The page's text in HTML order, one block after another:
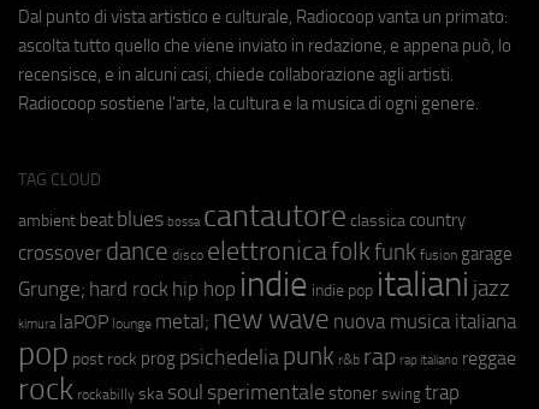
Dal punto di vista artistico e culturale, Radiocoop vanta un primato:
ascolta tutto quello che viene inviato in redazione, e appena può, lo
recensisce, e in alcuni casi, chiede collaborazione agli artisti.
Radiocoop sostiene l'arte, la cultura e la musica di ogni genere.
TAG CLOUD
ambient beat blues bossa cantautore classica country
crossover dance disco elettronicafolkfunk fusion garage
Grunge; hard rock hip hop indie indie pop italiani jazz
kimura laPOP lounge metal; new wave nuova musica italiana
pop post rock prog psichedeliapunk r&b rap rap italiano reggae
rock rockabilly ska soul sperimentale stoner swing trap